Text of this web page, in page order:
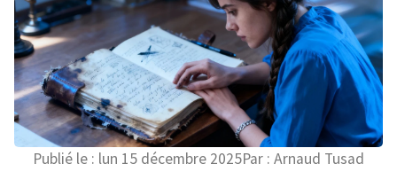
Publié le : lun 15 décembre 2025Par : Arnaud Tusad